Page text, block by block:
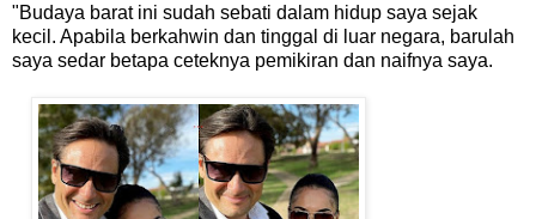
"Budaya barat ini sudah sebati dalam hidup saya sejak
kecil. Apabila berkahwin dan tinggal di luar negara, barulah
saya sedar betapa ceteknya pemikiran dan naifnya saya.